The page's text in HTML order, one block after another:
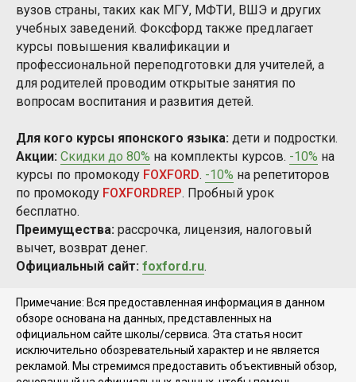
вузов страны, таких как МГУ, МФТИ, ВШЭ и других
учебных заведений. Фоксфорд также предлагает
курсы повышения квалификации и
профессиональной переподготовки для учителей, а
для родителей проводим открытые занятия по
вопросам воспитания и развития детей.
Для кого курсы японского языка: дети и подростки.
Акции: Скидки до 80% на комплекты курсов. -10% на
курсы по промокоду FOXFORD. -10% на репетиторов
по промокоду FOXFORDREP. Пробный урок
бесплатно.
Преимущества: рассрочка, лицензия, налоговый
вычет, возврат денег.
Официальный сайт: foxford.ru.
Примечание: Вся предоставленная информация в данном
обзоре основана на данных, представленных на
официальном сайте школы/сервиса. Эта статья носит
исключительно обозревательный характер и не является
рекламой. Мы стремимся предоставить объективный обзор,